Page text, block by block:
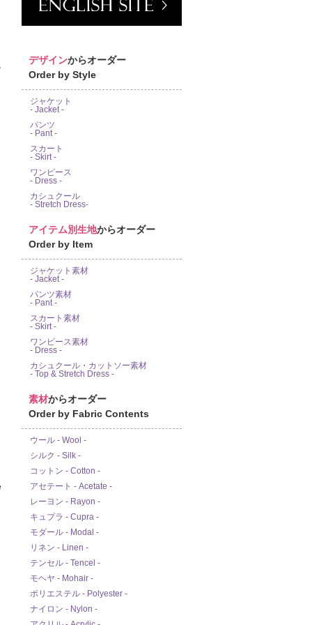
デザインからオーダー
Order by Style
ジャケット
- Jacket -
パンツ
- Pant -
スカート
- Skirt -
ワンピース
- Dress -
カシュクール
- Stretch Dress-
アイテム別生地からオーダー
Order by Item
ジャケット素材
- Jacket -
パンツ素材
- Pant -
スカート素材
- Skirt -
ワンピース素材
- Dress -
カシュクール・カットソー素材
- Top & Stretch Dress -
素材からオーダー
Order by Fabric Contents
ウール - Wool -
シルク - Silk -
コットン - Cotton -
アセテート - Acetate -
レーヨン - Rayon -
キュプラ - Cupra -
モダール - Modal -
リネン - Linen -
テンセル - Tencel -
モヘヤ - Mohair -
ポリエステル - Polyester -
ナイロン - Nylon -